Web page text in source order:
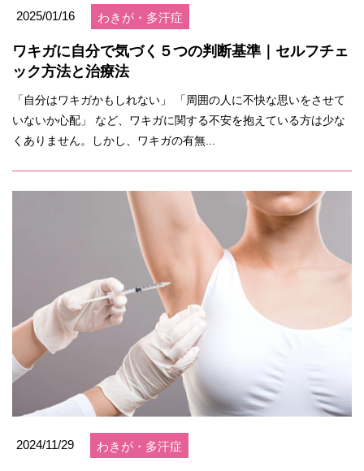
2025/01/16 わきが・多汗症
ワキガに自分で気づく５つの判断基準｜セルフチェ
ック方法と治療法
「自分はワキガかもしれない」 「周囲の人に不快な思いをさせて
いないか心配」 など、ワキガに関する不安を抱えている方は少な
くありません。しかし、ワキガの有無...
2024/11/29 わきが・多汗症